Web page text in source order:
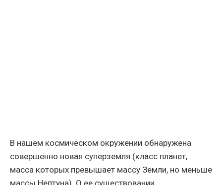
В нашем космическом окружении обнаружена
совершенно новая суперземля (класс планет,
масса которых превышает массу Земли, но меньше